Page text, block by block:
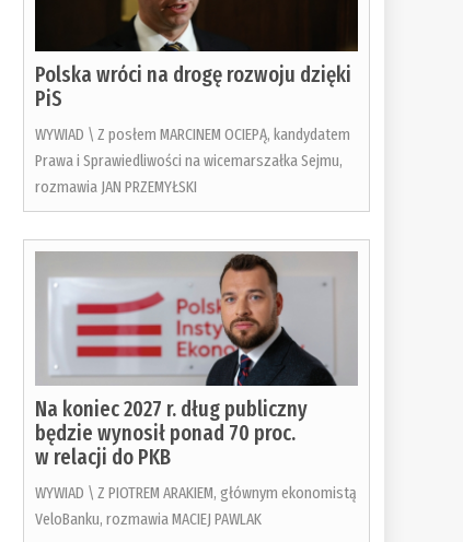
Polska wróci na drogę rozwoju dzięki
PiS
WYWIAD \ Z posłem MARCINEM OCIEPĄ, kandydatem
Prawa i Sprawiedliwości na wicemarszałka Sejmu,
rozmawia JAN PRZEMYŁSKI
Na koniec 2027 r. dług publiczny
będzie wynosił ponad 70 proc.
w relacji do PKB
WYWIAD \ Z PIOTREM ARAKIEM, głównym ekonomistą
VeloBanku, rozmawia MACIEJ PAWLAK